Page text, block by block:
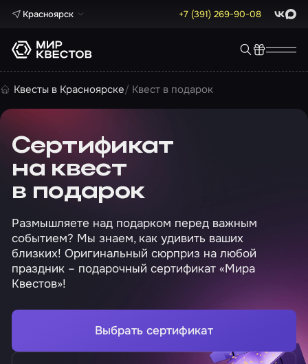
Красноярск +7 (391) 269-90-08 Max
Квесты в Красноярске Квест в подарок
Сертификат
на квест
в подарок
Размышляете над подарком перед важным
событием? Мы знаем, как удивить ваших
близких! Оригинальный сюрприз на любой
праздник – подарочный сертификат «Мира
Квестов»!
Выбрать сертификат